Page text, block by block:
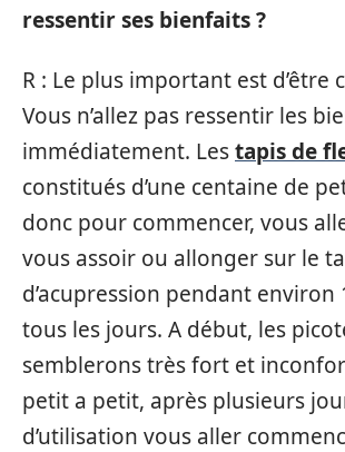
ressentir ses bienfaits ?
R : Le plus important est d’être
Vous n’allez pas ressentir les
immédiatement. Lestapis de
constitués d’une centaine de
donc pour commencer, vous
vous assoir ou allonger sur le
d’acupression pendant environ
tous les jours. A début, les
semblerons très fort et
petit a petit, après plusieurs
d’utilisation vous aller